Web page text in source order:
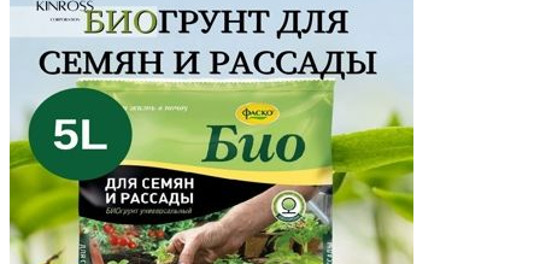
Карелия
Кемеровская область
Кировская область
Коми
Корякский округ
Костромская область